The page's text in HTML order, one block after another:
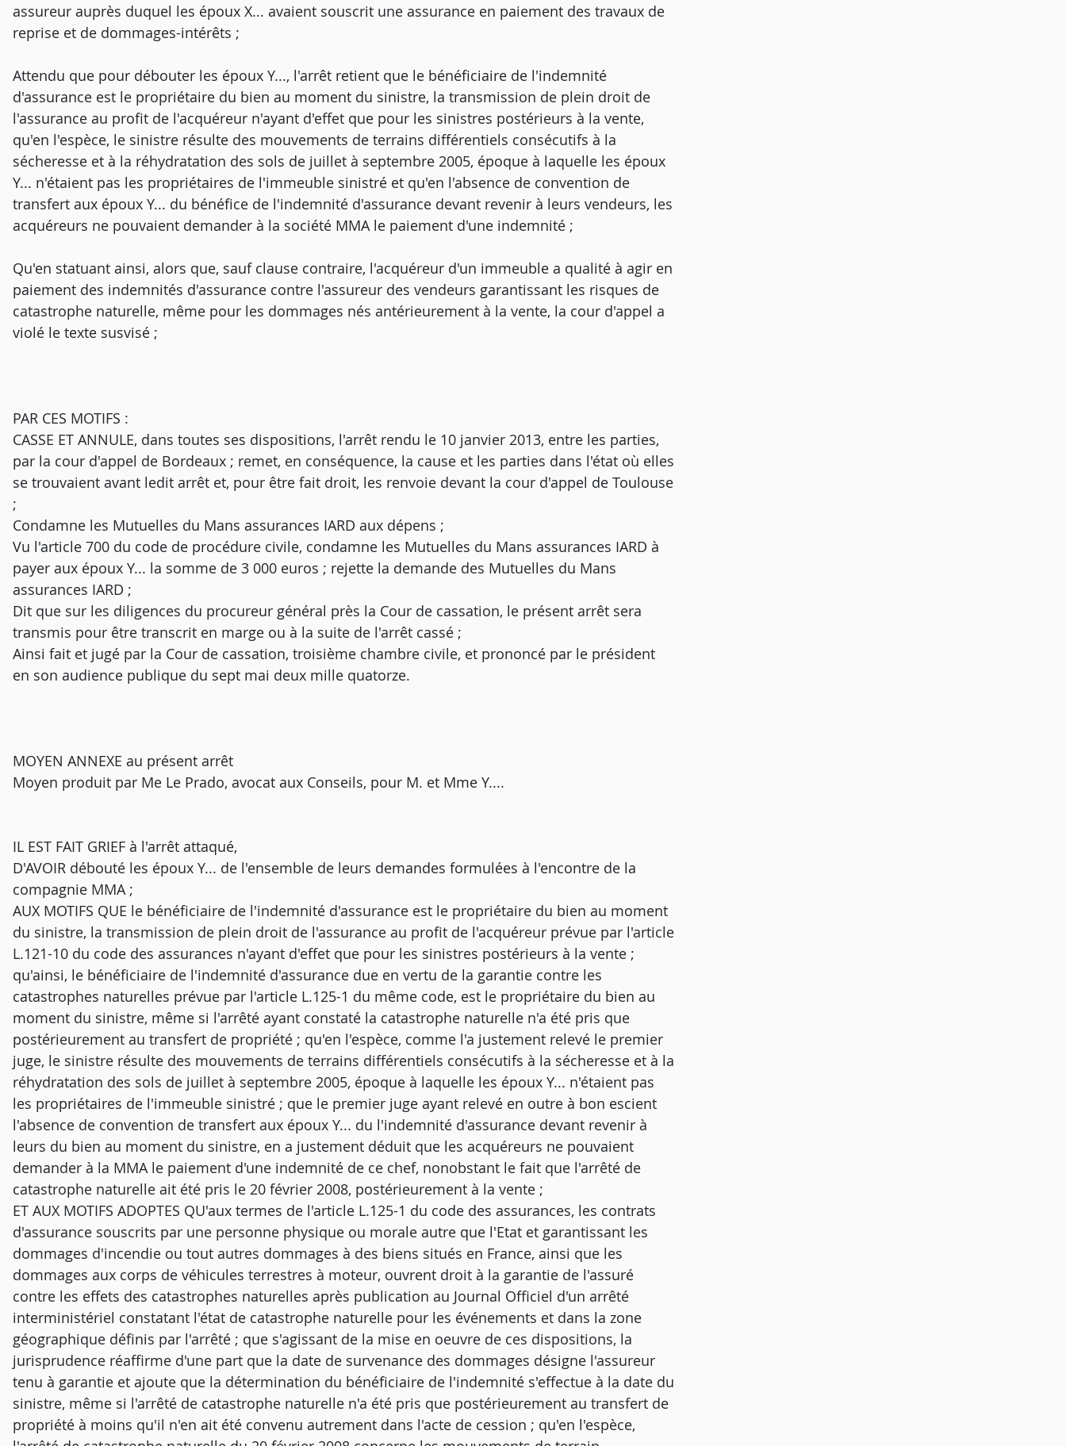
assureur auprès duquel les époux X... avaient souscrit une assurance en paiement des travaux de
reprise et de dommages-intérêts ;
Attendu que pour débouter les époux Y..., l'arrêt retient que le bénéficiaire de l'indemnité
d'assurance est le propriétaire du bien au moment du sinistre, la transmission de plein droit de
l'assurance au profit de l'acquéreur n'ayant d'effet que pour les sinistres postérieurs à la vente,
qu'en l'espèce, le sinistre résulte des mouvements de terrains différentiels consécutifs à la
sécheresse et à la réhydratation des sols de juillet à septembre 2005, époque à laquelle les époux
Y... n'étaient pas les propriétaires de l'immeuble sinistré et qu'en l'absence de convention de
transfert aux époux Y... du bénéfice de l'indemnité d'assurance devant revenir à leurs vendeurs, les
acquéreurs ne pouvaient demander à la société MMA le paiement d'une indemnité ;
Qu'en statuant ainsi, alors que, sauf clause contraire, l'acquéreur d'un immeuble a qualité à agir en
paiement des indemnités d'assurance contre l'assureur des vendeurs garantissant les risques de
catastrophe naturelle, même pour les dommages nés antérieurement à la vente, la cour d'appel a
violé le texte susvisé ;
PAR CES MOTIFS :
CASSE ET ANNULE, dans toutes ses dispositions, l'arrêt rendu le 10 janvier 2013, entre les parties,
par la cour d'appel de Bordeaux ; remet, en conséquence, la cause et les parties dans l'état où elles
se trouvaient avant ledit arrêt et, pour être fait droit, les renvoie devant la cour d'appel de Toulouse
;
Condamne les Mutuelles du Mans assurances IARD aux dépens ;
Vu l'article 700 du code de procédure civile, condamne les Mutuelles du Mans assurances IARD à
payer aux époux Y... la somme de 3 000 euros ; rejette la demande des Mutuelles du Mans
assurances IARD ;
Dit que sur les diligences du procureur général près la Cour de cassation, le présent arrêt sera
transmis pour être transcrit en marge ou à la suite de l'arrêt cassé ;
Ainsi fait et jugé par la Cour de cassation, troisième chambre civile, et prononcé par le président
en son audience publique du sept mai deux mille quatorze.
MOYEN ANNEXE au présent arrêt
Moyen produit par Me Le Prado, avocat aux Conseils, pour M. et Mme Y....
IL EST FAIT GRIEF à l'arrêt attaqué,
D'AVOIR débouté les époux Y... de l'ensemble de leurs demandes formulées à l'encontre de la
compagnie MMA ;
AUX MOTIFS QUE le bénéficiaire de l'indemnité d'assurance est le propriétaire du bien au moment
du sinistre, la transmission de plein droit de l'assurance au profit de l'acquéreur prévue par l'article
L.121-10 du code des assurances n'ayant d'effet que pour les sinistres postérieurs à la vente ;
qu'ainsi, le bénéficiaire de l'indemnité d'assurance due en vertu de la garantie contre les
catastrophes naturelles prévue par l'article L.125-1 du même code, est le propriétaire du bien au
moment du sinistre, même si l'arrêté ayant constaté la catastrophe naturelle n'a été pris que
postérieurement au transfert de propriété ; qu'en l'espèce, comme l'a justement relevé le premier
juge, le sinistre résulte des mouvements de terrains différentiels consécutifs à la sécheresse et à la
réhydratation des sols de juillet à septembre 2005, époque à laquelle les époux Y... n'étaient pas
les propriétaires de l'immeuble sinistré ; que le premier juge ayant relevé en outre à bon escient
l'absence de convention de transfert aux époux Y... du l'indemnité d'assurance devant revenir à
leurs du bien au moment du sinistre, en a justement déduit que les acquéreurs ne pouvaient
demander à la MMA le paiement d'une indemnité de ce chef, nonobstant le fait que l'arrêté de
catastrophe naturelle ait été pris le 20 février 2008, postérieurement à la vente ;
ET AUX MOTIFS ADOPTES QU'aux termes de l'article L.125-1 du code des assurances, les contrats
d'assurance souscrits par une personne physique ou morale autre que l'Etat et garantissant les
dommages d'incendie ou tout autres dommages à des biens situés en France, ainsi que les
dommages aux corps de véhicules terrestres à moteur, ouvrent droit à la garantie de l'assuré
contre les effets des catastrophes naturelles après publication au Journal Officiel d'un arrêté
interministériel constatant l'état de catastrophe naturelle pour les événements et dans la zone
géographique définis par l'arrêté ; que s'agissant de la mise en oeuvre de ces dispositions, la
jurisprudence réaffirme d'une part que la date de survenance des dommages désigne l'assureur
tenu à garantie et ajoute que la détermination du bénéficiaire de l'indemnité s'effectue à la date du
sinistre, même si l'arrêté de catastrophe naturelle n'a été pris que postérieurement au transfert de
propriété à moins qu'il n'en ait été convenu autrement dans l'acte de cession ; qu'en l'espèce,